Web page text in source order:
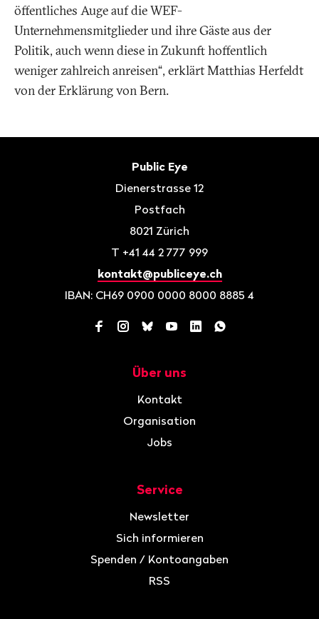
öffentliches Auge auf die WEF-
Unternehmensmitglieder und ihre Gäste aus der
Politik, auch wenn diese in Zukunft hoffentlich
weniger zahlreich anreisen“, erklärt Matthias Herfeldt
von der Erklärung von Bern.
Public Eye
Dienerstrasse 12
Postfach
8021 Zürich
T +41 44 2 777 999
kontakt@publiceye.ch
IBAN: CH69 0900 0000 8000 8885 4
Facebook
Instagram
BlueskyYouTube
LinkedInWhatsApp
Über uns
Kontakt
Organisation
Jobs
Service
Newsletter
Sich informieren
Spenden / Kontoangaben
RSS